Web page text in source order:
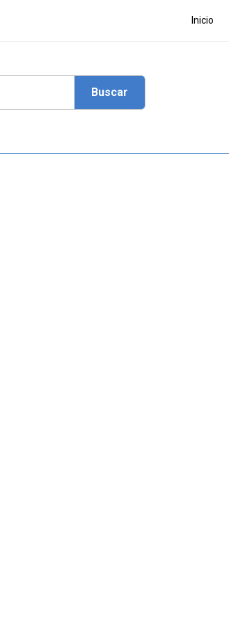
Inicio